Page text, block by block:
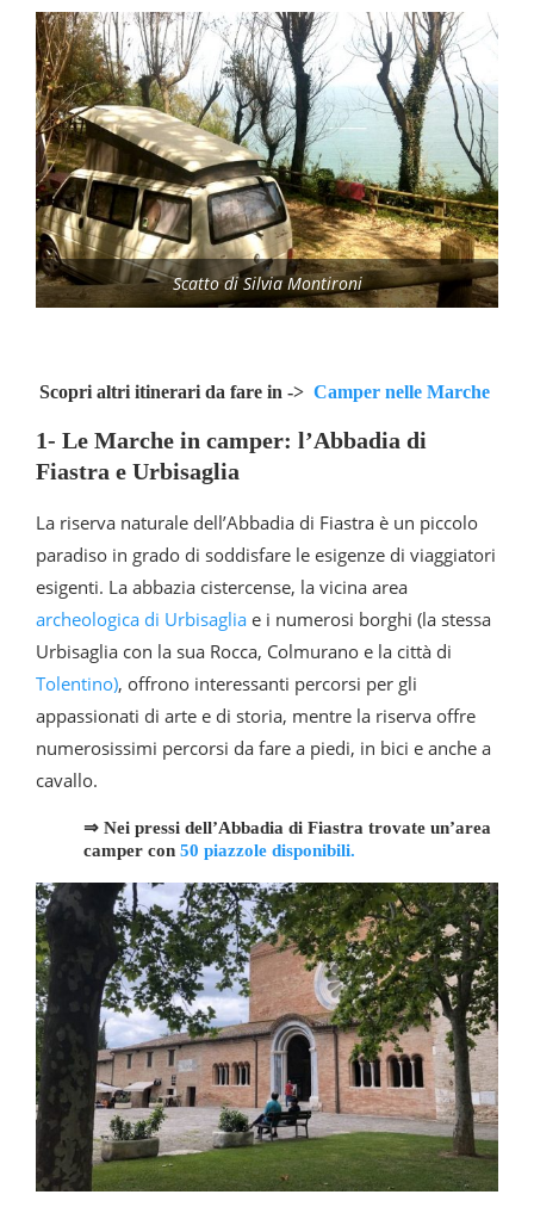
Scatto di Silvia Montironi
Scopri altri itinerari da fare in -> Camper nelle Marche
1- Le Marche in camper: l’Abbadia di
Fiastra e Urbisaglia
La riserva naturale dell’Abbadia di Fiastra è un piccolo
paradiso in grado di soddisfare le esigenze di viaggiatori
esigenti. La abbazia cistercense, la vicina area
archeologica di Urbisaglia e i numerosi borghi (la stessa
Urbisaglia con la sua Rocca, Colmurano e la città di
Tolentino), offrono interessanti percorsi per gli
appassionati di arte e di storia, mentre la riserva offre
numerosissimi percorsi da fare a piedi, in bici e anche a
cavallo.
⇒ Nei pressi dell’Abbadia di Fiastra trovate un’area
camper con 50 piazzole disponibili.